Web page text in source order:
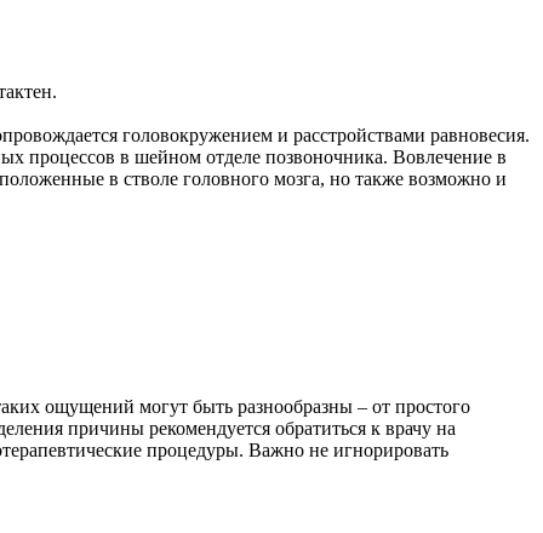
головокружением и расстройствами равновесия.
процессов в шейном отделе позвоночника. Вовлечение в
в стволе головного мозга, но также возможно и
ощущений могут быть разнообразны – от простого
причины рекомендуется обратиться к врачу на
процедуры. Важно не игнорировать